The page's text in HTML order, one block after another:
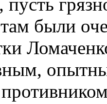
были